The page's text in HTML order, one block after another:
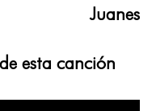
Juanes
esta canción